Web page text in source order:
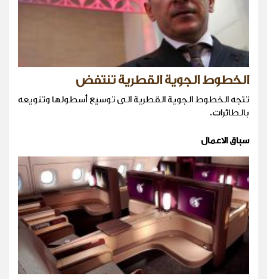
الخطوط الجوية القطرية تنتفض
تتجه الخطوط الجوية القطرية الى توسيع أسطولها وتنويعه
بالطائرات.
سباق الاعمال